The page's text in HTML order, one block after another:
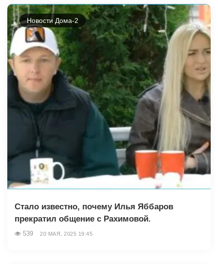
Новости Дома-2
Стало известно, почему Илья Яббаров
прекратил общение с Рахимовой.
539 20 МАЯ, 2025 19:45